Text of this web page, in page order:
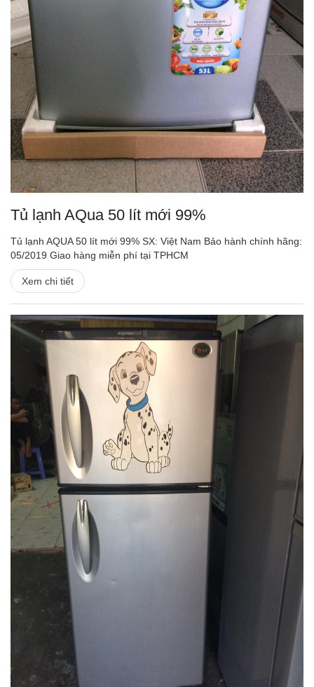
Tủ lạnh AQua 50 lít mới 99%
Tủ lạnh AQUA 50 lít mới 99% SX: Việt Nam Bảo hành chính hãng:
05/2019 Giao hàng miễn phí tại TPHCM
Xem chi tiết